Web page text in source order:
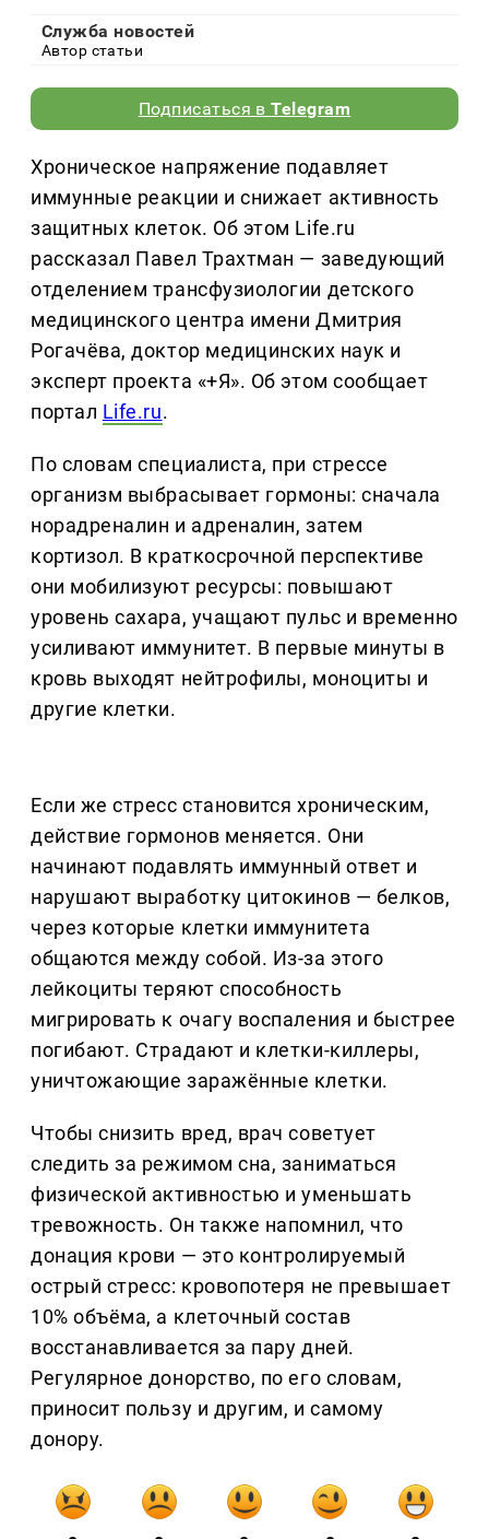
Служба новостей
Автор статьи
Подписаться вTelegram
Хроническое напряжение подавляет
иммунные реакции и снижает активность
защитных клеток. Об этом Life.ru
рассказал Павел Трахтман — заведующий
отделением трансфузиологии детского
медицинского центра имени Дмитрия
Рогачёва, доктор медицинских наук и
эксперт проекта «+Я». Об этом сообщает
портал Life.ru.
По словам специалиста, при стрессе
организм выбрасывает гормоны: сначала
норадреналин и адреналин, затем
кортизол. В краткосрочной перспективе
они мобилизуют ресурсы: повышают
уровень сахара, учащают пульс и временно
усиливают иммунитет. В первые минуты в
кровь выходят нейтрофилы, моноциты и
другие клетки.
Если же стресс становится хроническим,
действие гормонов меняется. Они
начинают подавлять иммунный ответ и
нарушают выработку цитокинов — белков,
через которые клетки иммунитета
общаются между собой. Из-за этого
лейкоциты теряют способность
мигрировать к очагу воспаления и быстрее
погибают. Страдают и клетки-киллеры,
уничтожающие заражённые клетки.
Чтобы снизить вред, врач советует
следить за режимом сна, заниматься
физической активностью и уменьшать
тревожность. Он также напомнил, что
донация крови — это контролируемый
острый стресс: кровопотеря не превышает
10% объёма, а клеточный состав
восстанавливается за пару дней.
Регулярное донорство, по его словам,
приносит пользу и другим, и самому
донору.